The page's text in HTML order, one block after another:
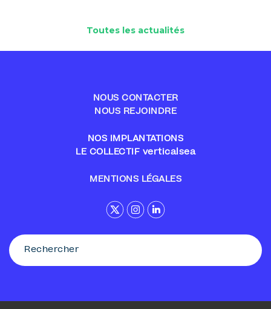
Toutes les actualités
NOUS CONTACTER
NOUS REJOINDRE
NOS IMPLANTATIONS
LE COLLECTIF verticalsea
MENTIONS LÉGALES